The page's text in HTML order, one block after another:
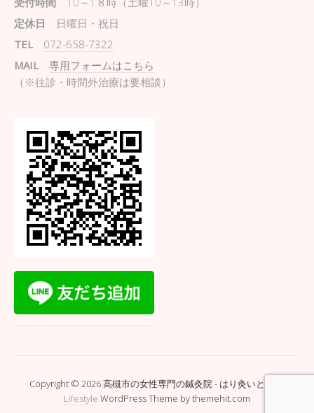
定休日 日曜日・祝日
TEL
072-658-7322
MAIL
専用フォームはこちら
（※往診・時間外治療は要相談）
Copyright © 2026 高槻市の女性専門の鍼灸院 - はり灸いとぐち.
Lifestyle WordPress Theme by themehit.com